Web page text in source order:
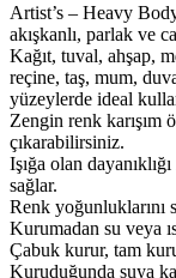
Artist’s – Heavy
akışkanlı, parlak ve
Kağıt, tuval, ahşap,
reçine, taş, mum,
yüzeylerde ideal
Zengin renk karışım
çıkarabilirsiniz.
Işığa olan
sağlar.
Renk yoğunluklarını
Kurumadan su veya
Çabuk kurur, tam
Kuruduğunda suya